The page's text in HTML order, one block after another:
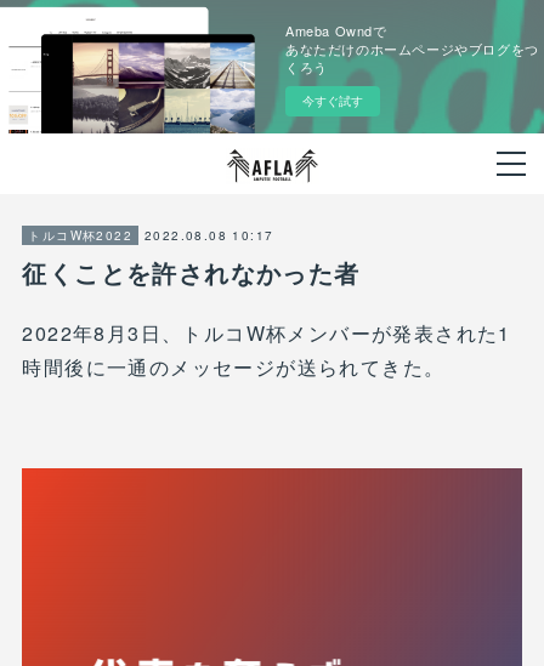
Ameba Owndで
あなただけのホームページやブログをつ
くろう
今すぐ試す
トルコW杯2022 2022.08.08 10:17
征くことを許されなかった者
2022年8月3日、トルコW杯メンバーが発表された1
時間後に一通のメッセージが送られてきた。